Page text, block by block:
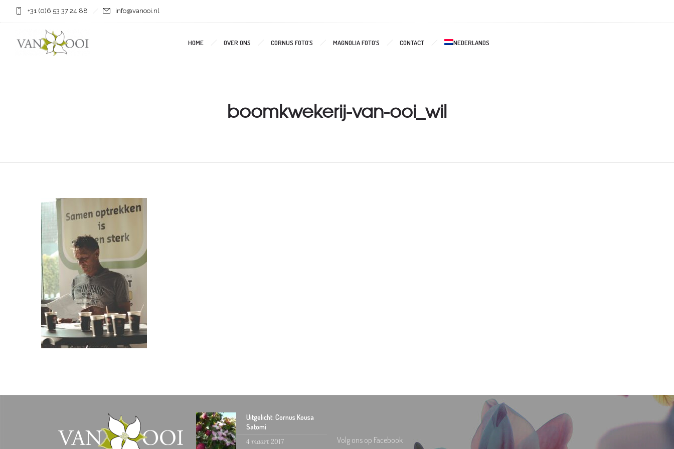
+31 (0)6 53 37 24 88 info@vanooi.nl
HOME OVER ONS CORNUS FOTO’S MAGNOLIA FOTO’S CONTACT NEDERLANDS
boomkwekerij-van-ooi_wil
Uitgelicht: Cornus Kousa
Satomi
4 maart 2017
Volg ons op Facebook